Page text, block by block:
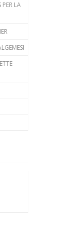
PER LA